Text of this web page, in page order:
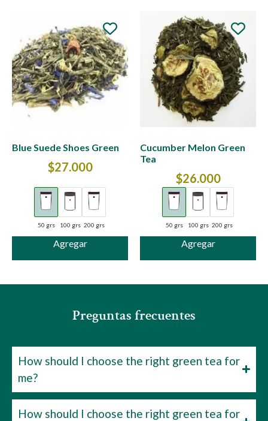
Blue Suede Shoes Green
$27.000
Agregar
50 grs 100 grs 200 grs
Cucumber Melon Green
Tea
$26.000
Agregar
50 grs 100 grs 200 grs
Preguntas frecuentes
How should I choose the right green tea for
me?
How should I choose the right green tea for